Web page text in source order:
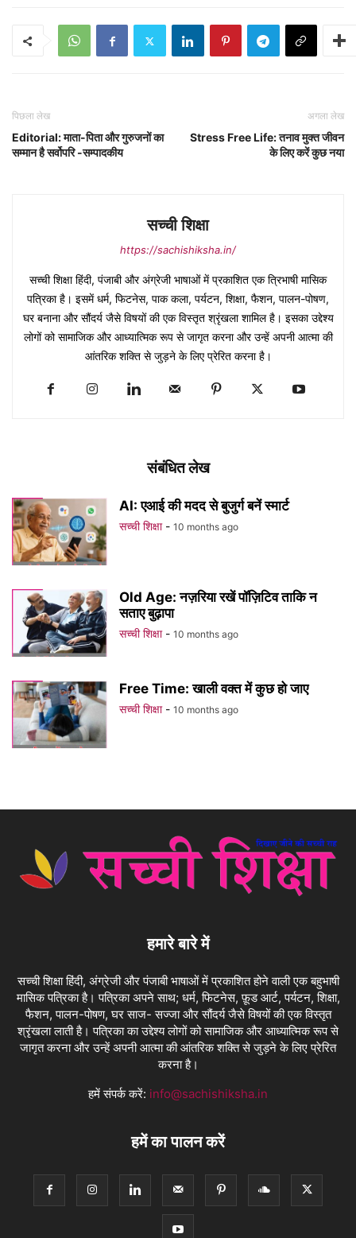
पिछला लेख
Editorial: माता-पिता और गुरुजनों का
सम्मान है सर्वोपरि -सम्पादकीय
अगला लेख
Stress Free Life: तनाव मुक्त जीवन
के लिए करें कुछ नया
सच्ची शिक्षा
https://sachishiksha.in/
सच्ची शिक्षा हिंदी, पंजाबी और अंग्रेजी भाषाओं में प्रकाशित एक त्रिभाषी मासिक
पत्रिका है। इसमें धर्म, फिटनेस, पाक कला, पर्यटन, शिक्षा, फैशन, पालन-पोषण,
घर बनाना और सौंदर्य जैसे विषयों की एक विस्तृत श्रृंखला शामिल है। इसका उद्देश्य
लोगों को सामाजिक और आध्यात्मिक रूप से जागृत करना और उन्हें अपनी आत्मा की
आंतरिक शक्ति से जुड़ने के लिए प्रेरित करना है।
संबंधित लेख
AI: एआई की मदद से बुजुर्ग बनें स्मार्ट
सच्ची शिक्षा - 10 months ago
Old Age: नज़रिया रखें पॉज़िटिव ताकि न
सताए बुढ़ापा
सच्ची शिक्षा - 10 months ago
Free Time: खाली वक्त में कुछ हो जाए
सच्ची शिक्षा - 10 months ago
हमारे बारे में
सच्ची शिक्षा हिंदी, अंग्रेजी और पंजाबी भाषाओं में प्रकाशित होने वाली एक बहुभाषी
मासिक पत्रिका है। पत्रिका अपने साथ; धर्म, फिटनेस, फ़ूड आर्ट, पर्यटन, शिक्षा,
फैशन, पालन-पोषण, घर साज- सज्जा और सौंदर्य जैसे विषयों की एक विस्तृत
श्रृंखला लाती है। पत्रिका का उद्देश्य लोगों को सामाजिक और आध्यात्मिक रूप से
जागृत करना और उन्हें अपनी आत्मा की आंतरिक शक्ति से जुड़ने के लिए प्रेरित
करना है।
हमें संपर्क करें: info@sachishiksha.in
हमें का पालन करें